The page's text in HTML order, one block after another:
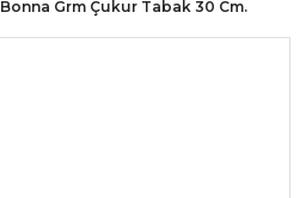
Bonna Grm Çukur Tabak 30 Cm.